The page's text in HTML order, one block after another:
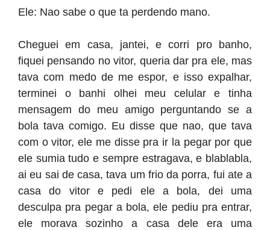
Ele: Nao sabe o que ta perdendo mano.
Cheguei em casa, jantei, e corri pro banho,
fiquei pensando no vitor, queria dar pra ele, mas
tava com medo de me espor, e isso expalhar,
terminei o banhi olhei meu celular e tinha
mensagem do meu amigo perguntando se a
bola tava comigo. Eu disse que nao, que tava
com o vitor, ele me disse pra ir la pegar por que
ele sumia tudo e sempre estragava, e blablabla,
ai eu sai de casa, tava um frio da porra, fui ate a
casa do vitor e pedi ele a bola, dei uma
desculpa pra pegar a bola, ele pediu pra entrar,
ele morava sozinho a casa dele era uma